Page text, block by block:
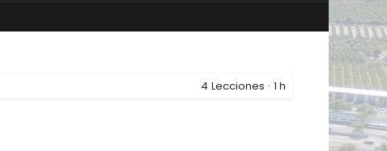
4 Lecciones · 1 h